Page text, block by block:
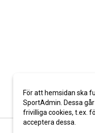
För att hemsidan ska
SportAdmin. Dessa
frivilliga cookies, t.ex.
acceptera dessa.